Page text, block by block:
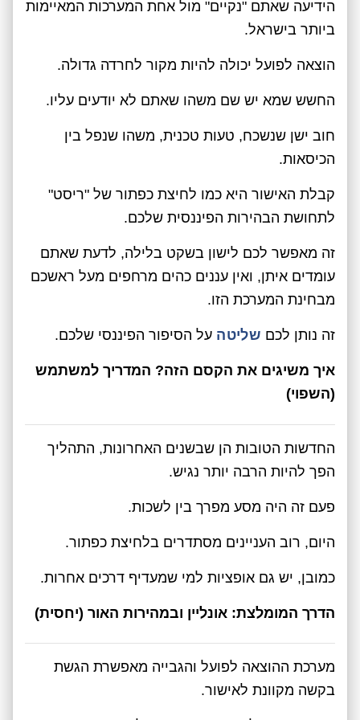
הידיעה שאתם "נקיים" מול אחת המערכות המאיימות
ביותר בישראל.
הוצאה לפועל יכולה להיות מקור לחרדה גדולה.
החשש שמא יש שם משהו שאתם לא יודעים עליו.
חוב ישן שנשכח, טעות טכנית, משהו שנפל בין
הכיסאות.
קבלת האישור היא כמו לחיצת כפתור של "ריסט"
לתחושת הבהירות הפיננסית שלכם.
זה מאפשר לכם לישון בשקט בלילה, לדעת שאתם
עומדים איתן, ואין עננים כהים מרחפים מעל ראשכם
מבחינת המערכת הזו.
זה נותן לכם שליטה על הסיפור הפיננסי שלכם.
איך משיגים את הקסם הזה? המדריך למשתמש
(השפוי)
החדשות הטובות הן שבשנים האחרונות, התהליך
הפך להיות הרבה יותר נגיש.
פעם זה היה מסע מפרך בין לשכות.
היום, רוב העניינים מסתדרים בלחיצת כפתור.
כמובן, יש גם אופציות למי שמעדיף דרכים אחרות.
הדרך המומלצת: אונליין ובמהירות האור (יחסית)
מערכת ההוצאה לפועל והגבייה מאפשרת הגשת
בקשה מקוונת לאישור.